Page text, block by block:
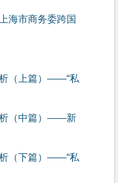
海市商务委跨国
（上篇）——“私
析（中篇）——新
（下篇）——“私